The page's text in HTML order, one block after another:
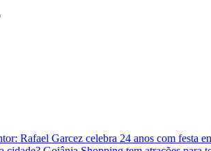
Rafael Garcez celebra 24 anos com festa